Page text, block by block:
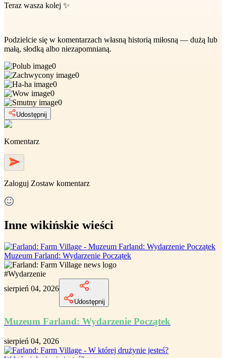
Teraz wasza kolej ✨
Podzielcie się w komentarzach własną historią miłosną — dużą lub
małą, słodką albo niezapomnianą.
0
0
0
0
0
Udostępnij
Komentarz
Zaloguj Zostaw komentarz
Inne wikińskie wieści
Muzeum Farland: Wydarzenie Początek
#Wydarzenie
sierpień 04, 2026
Udostępnij
Muzeum Farland: Wydarzenie Początek
sierpień 04, 2026